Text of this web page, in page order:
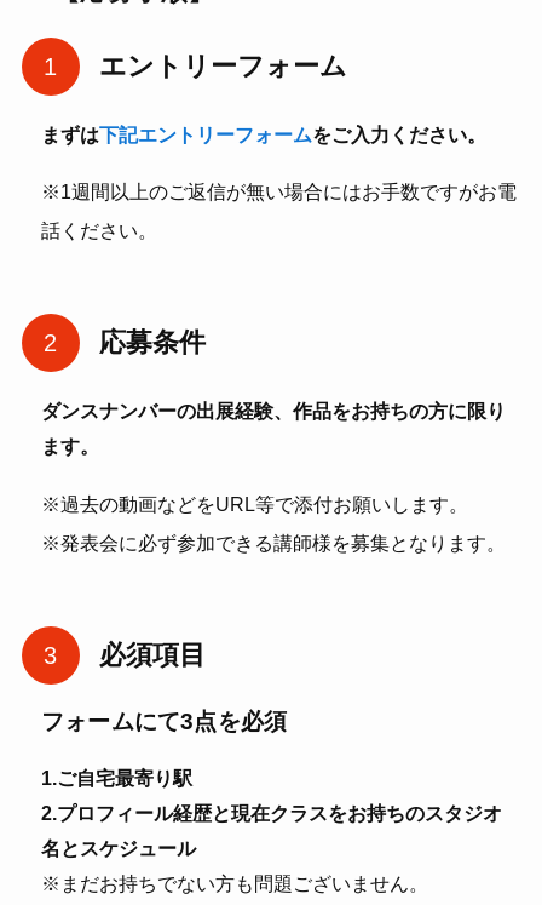
エントリーフォーム
まずは下記エントリーフォームをご入力ください。
※1週間以上のご返信が無い場合にはお手数ですがお電
話ください。
応募条件
ダンスナンバーの出展経験、作品をお持ちの方に限り
ます。
※過去の動画などをURL等で添付お願いします。
※発表会に必ず参加できる講師様を募集となります。
必須項目
フォームにて3点を必須
1.ご自宅最寄り駅
2.プロフィール経歴と現在クラスをお持ちのスタジオ
名とスケジュール
※まだお持ちでない方も問題ございません。